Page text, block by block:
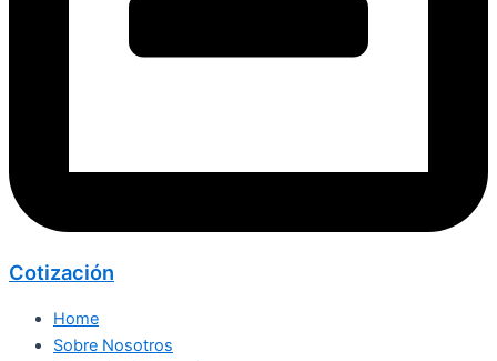
Cotización
Home
Sobre Nosotros